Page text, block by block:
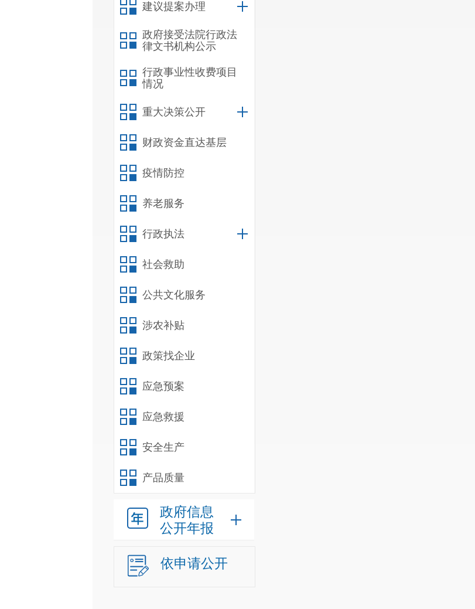
建议提案办理
政府接受法院行政法
律文书机构公示
行政事业性收费项目
情况
重大决策公开
财政资金直达基层
疫情防控
养老服务
行政执法
社会救助
公共文化服务
涉农补贴
政策找企业
应急预案
应急救援
安全生产
产品质量
政府信息
公开年报
依申请公开